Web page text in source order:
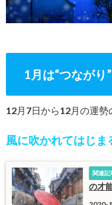
1月は“つなが
12月7日から12月の運勢
風に吹かれてはじま
の才